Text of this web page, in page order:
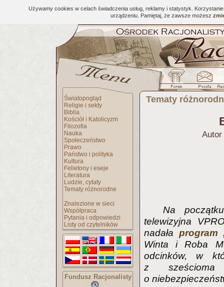
Używamy cookies w celach świadczenia usług, reklamy i statystyk.
urządzeniu. Pamiętaj, że zawsze możesz
Światopogląd
Religie i sekty
Biblia
Kościół i Katolicyzm
Filozofia
Nauka
Społeczeństwo
Prawo
Państwo i polityka
Kultura
Felietony i eseje
Literatura
Ludzie, cytaty
Tematy różnorodne
Znalezione w sieci
Współpraca
Pytania i odpowiedzi
Listy od czytelników
Fundusz Racjonalisty
Tematy
Na
telewizyjna
nadała program
Winta i Roba
odcinków, w
z sześcioma
o